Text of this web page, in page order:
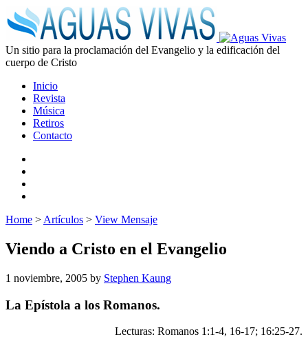
Un sitio para la proclamación del Evangelio y la edificación del
cuerpo de Cristo
Inicio
Revista
Música
Retiros
Contacto
Home > Artículos > View Mensaje
Viendo a Cristo en el Evangelio
1 noviembre, 2005 by Stephen Kaung
La Epístola a los Romanos.
Lecturas: Romanos 1:1-4, 16-17; 16:25-27.